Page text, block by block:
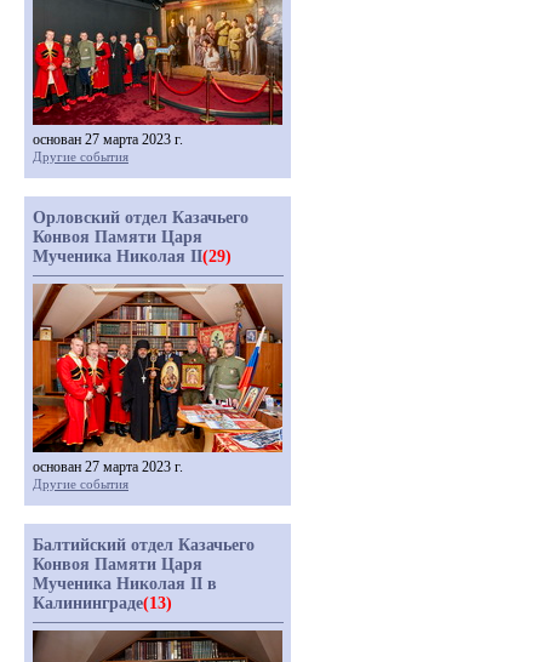
основан 27 марта 2023 г.
Другие события
Орловский отдел Казачьего
Конвоя Памяти Царя
Мученика Николая II(29)
основан 27 марта 2023 г.
Другие события
Балтийский отдел Казачьего
Конвоя Памяти Царя
Мученика Николая II в
Калининграде(13)